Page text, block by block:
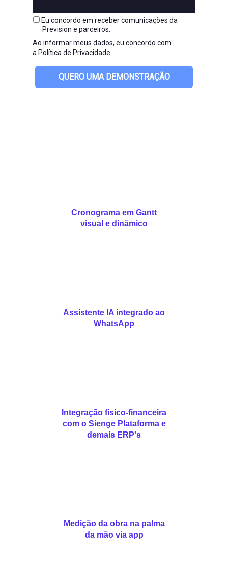
Eu concordo em receber comunicações da
Prevision e parceiros.
Ao informar meus dados, eu concordo com
a Política de Privacidade
QUERO UMA DEMONSTRAÇÃO
Cronograma em Gantt
visual e dinâmico
Assistente IA integrado ao
WhatsApp
Integração físico-financeira
com o Sienge Plataforma e
demais ERP's
Medição da obra na palma
da mão via app